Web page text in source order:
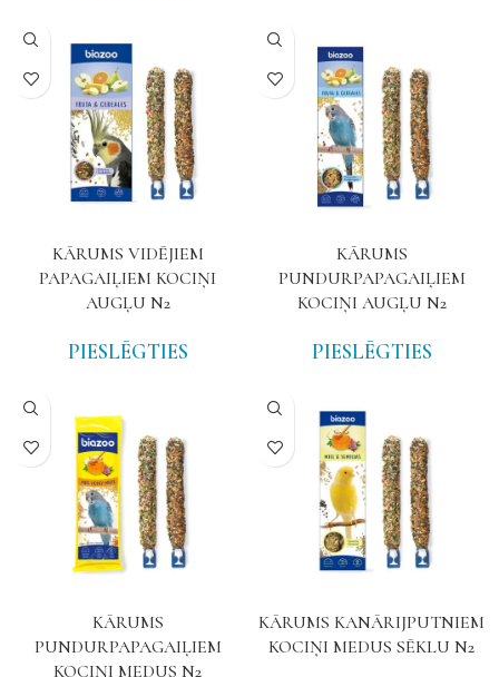
KĀRUMS VIDĒJIEM
PAPAGAIĻIEM KOCIŅI
AUGĻU N2
PIESLĒGTIES
KĀRUMS
PUNDURPAPAGAIĻIEM
KOCIŅI AUGĻU N2
PIESLĒGTIES
KĀRUMS
PUNDURPAPAGAIĻIEM
KOCIŅI MEDUS N2
KĀRUMS KANĀRIJPUTNIEM
KOCIŅI MEDUS SĒKLU N2